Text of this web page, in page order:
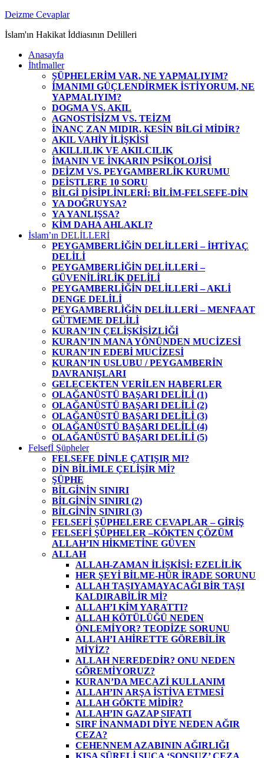
Zum
springen
Deizme Cevaplar
İslam'ın Hakikat İddiasının Delilleri
Anasayfa
İhtİmaller
ŞÜPHELERİM VAR, NE YAPMALIYIM?
İMANIMI GÜÇLENDİRMEK İSTİYORUM, NE
YAPMALIYIM?
DOGMA VS. AKIL
AGNOSTİSİZM VS. TEİZM
İNANÇ ZAN MIDIR, KESİN BİLGİ MİDİR?
AKIL VAHİY İLİŞKİSİ
AKILLILIK VE AKILCILIK
İMANIN VE İNKARIN PSİKOLOJİSİ
DEİZM VS. PEYGAMBERLİK KURUMU
DEİSTLERE 10 SORU
BİLGİ DİSİPLİNLERİ: BİLİM-FELSEFE-DİN
YA DOĞRUYSA?
YA YANLIŞSA?
KİM DAHA AHLAKLI?
İslam’ın DELİLLERİ
PEYGAMBERLİĞİN DELİLLERİ – İHTİYAÇ
DELİLİ
PEYGAMBERLİĞİN DELİLLERİ –
GÜVENİLİRLİK DELİLİ
PEYGAMBERLİĞİN DELİLLERİ – AKLİ
DENGE DELİLİ
PEYGAMBERLİĞİN DELİLLERİ – MENFAAT
GÜTMEME DELİLİ
KURAN’IN ÇELİŞKİSİZLİĞİ
KURAN’IN MANA YÖNÜNDEN MUCİZESİ
KURAN’IN EDEBİ MUCİZESİ
KURAN’IN USLUBU / PEYGAMBERİN
DAVRANIŞLARI
GELECEKTEN VERİLEN HABERLER
OLAĞANÜSTÜ BAŞARI DELİLİ (1)
OLAĞANÜSTÜ BAŞARI DELİLİ (2)
OLAĞANÜSTÜ BAŞARI DELİLİ (3)
OLAĞANÜSTÜ BAŞARI DELİLİ (4)
OLAĞANÜSTÜ BAŞARI DELİLİ (5)
Felsefİ Şüpheler
FELSEFE DİNLE ÇATIŞIR MI?
DİN BİLİMLE ÇELİŞİR Mİ?
ŞÜPHE
BİLGİNİN SINIRI
BİLGİNİN SINIRI (2)
BİLGİNİN SINIRI (3)
FELSEFİ ŞÜPHELERE CEVAPLAR – GİRİŞ
FELSEFİ ŞÜPHELER –KÖKTEN ÇÖZÜM
ALLAH’IN HİKMETİNE GÜVEN
ALLAH
ALLAH-ZAMAN İLİŞKİSİ: EZELİLİK
HER ŞEYİ BİLME-HÜR İRADE SORUNU
ALLAH TAŞIYAMAYACAĞI BİR TAŞI
KALDIRABİLİR Mİ?
ALLAH’I KİM YARATTI?
ALLAH KÖTÜLÜĞÜ NEDEN
ÖNLEMİYOR? TEODİZE SORUNU
ALLAH’I AHİRETTE GÖREBİLİR
MİYİZ?
ALLAH NEREDEDİR? ONU NEDEN
GÖREMİYORUZ?
KURAN’DA MECAZİ KULLANIM
ALLAH’IN ARŞA İSTİVA ETMESİ
ALLAH GÖKTE MİDİR?
ALLAH’IN GAZAP SIFATI
SIRF İNANMADI DİYE NEDEN AĞIR
CEZA?
CEHENNEM AZABININ AĞIRLIĞI
KISA SÜRELİ SUÇA ‘SONSUZ’ CEZA